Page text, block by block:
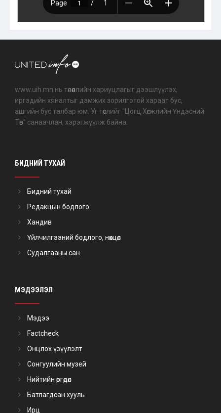
www.uih.mn нь төлөөллийн хариуцлагыг дээшлүүлэх,
иргэдийн хяналтыг дэмжих зорилготой хараат бус,
ашгийн бус талбар юм. Уг төслийг "Цогц Хөгжлийн Үндэсний
Төв" санаачлан, хэрэгжүүлж байна.
БИДНИЙ ТУХАЙ
Бидний тухай
Редакцын бодлого
Хандив
Үйлчилгээний бодлого, нөхцөл
Судалгааны сан
МЭДЭЭЛЭЛ
Мэдээ
Factcheck
Онцлох үзүүлэлт
Сонгуулийн музей
Нийтийн өргөдөл
Батлагдсан хууль
Ирц